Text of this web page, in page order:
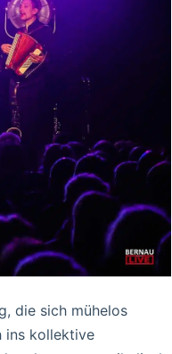
die sich mühelos
ins kollektive